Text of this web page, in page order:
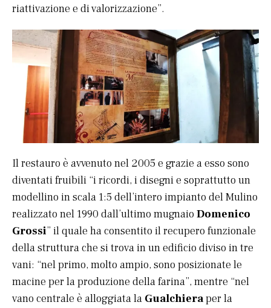
riattivazione e di valorizzazione”.
Il restauro è avvenuto nel 2005 e grazie a esso sono
diventati fruibili “i ricordi, i disegni e soprattutto un
modellino in scala 1:5 dell’intero impianto del Mulino
realizzato nel 1990 dall’ultimo mugnaio Domenico
Grossi” il quale ha consentito il recupero funzionale
della struttura che si trova in un edificio diviso in tre
vani: “nel primo, molto ampio, sono posizionate le
macine per la produzione della farina”, mentre “nel
vano centrale è alloggiata la Gualchieraper la